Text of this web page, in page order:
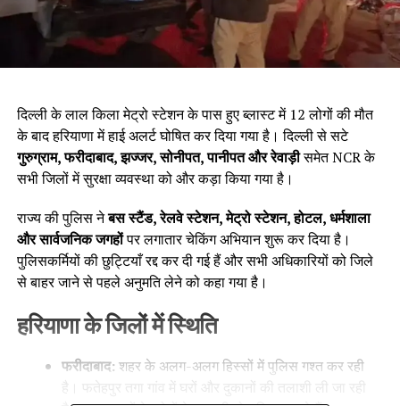
दिल्ली के लाल किला मेट्रो स्टेशन के पास हुए ब्लास्ट में 12 लोगों की मौत
के बाद हरियाणा में हाई अलर्ट घोषित कर दिया गया है। दिल्ली से सटे
गुरुग्राम,फरीदाबाद,झज्जर,सोनीपत,पानीपत और रेवाड़ीसमेत NCR के
सभी जिलों में सुरक्षा व्यवस्था को और कड़ा किया गया है।
राज्य की पुलिस नेबस स्टैंड,रेलवे स्टेशन,मेट्रो स्टेशन,होटल,धर्मशाला
और सार्वजनिक जगहोंपर लगातार चेकिंग अभियान शुरू कर दिया है।
पुलिसकर्मियों की छुट्टियाँ रद्द कर दी गई हैं और सभी अधिकारियों को जिले
से बाहर जाने से पहले अनुमति लेने को कहा गया है।
हरियाणा के जिलों में स्थिति
फरीदाबाद: शहर के अलग-अलग हिस्सों में पुलिस गश्त कर रही
है। फतेहपुर तगा गांव में घरों और दुकानों की तलाशी ली जा रही